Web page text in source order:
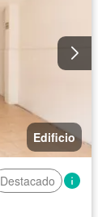
Edificio
Destacado